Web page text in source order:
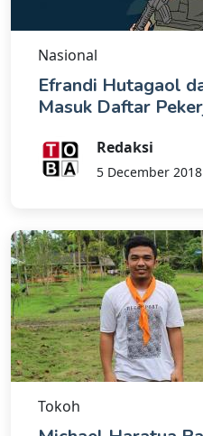
Nasional
Efrandi Hutagaol
Masuk Daftar
Redaksi
5 December 2018
Tokoh